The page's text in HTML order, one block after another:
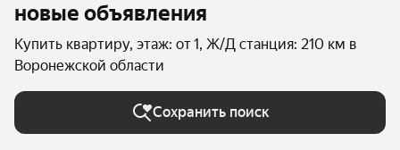
новые объявления
Купить квартиру, этаж: от 1, Ж/Д станция: 210 км в
Воронежской области
Сохранить поиск